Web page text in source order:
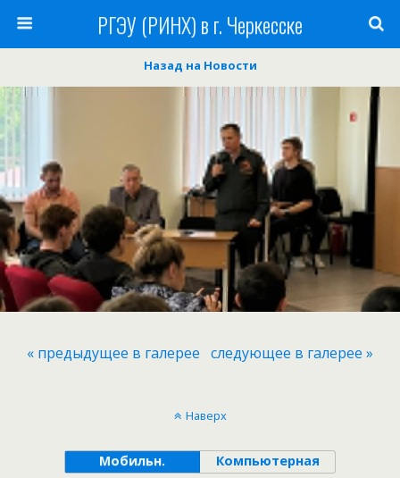
РГЭУ (РИНХ) в г. Черкесске
Назад на Новости
« предыдущее в галерее следующее в галерее »
Наверх
Мобильн. Компьютерная